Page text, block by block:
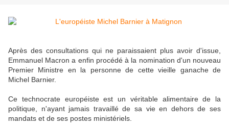
Après des consultations qui ne paraissaient plus avoir d'issue,
Emmanuel Macron a enfin procédé à la nomination d'un nouveau
Premier Ministre en la personne de cette vieille ganache de
Michel Barnier.
Ce technocrate européiste est un véritable alimentaire de la
politique, n'ayant jamais travaillé de sa vie en dehors de ses
mandats et de ses postes ministériels.